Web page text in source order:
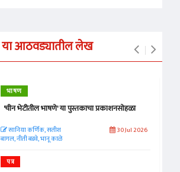
या आठवड्यातील लेख
भाषण
'चीन भेटीतील भाषणे' या पुस्तकाचा प्रकाशनसोहळा
सानिया कर्णिक, सतीश
बागल, नीती बडवे, भानू काळे
30 Jul 2026
पत्र